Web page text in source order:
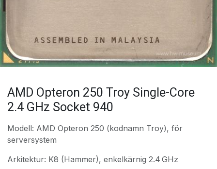
AMD Opteron 250 Troy Single-Core
2.4 GHz Socket 940
Modell: AMD Opteron 250 (kodnamn Troy), för
serversystem
Arkitektur: K8 (Hammer), enkelkärnig 2.4 GHz